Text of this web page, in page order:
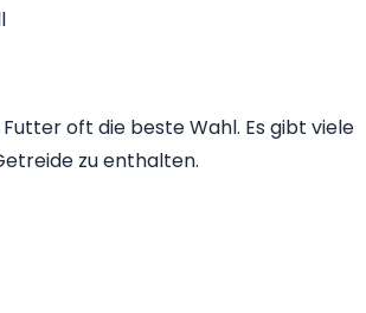
oft die beste Wahl. Es gibt viele
zu enthalten.